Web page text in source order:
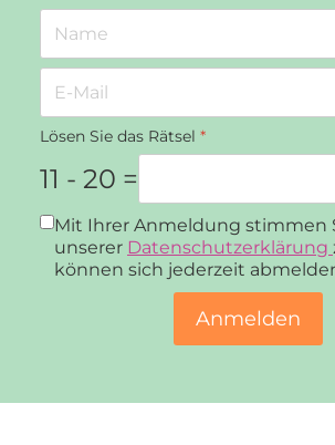
Lösen Sie das Rätsel *
11 - 20 =
Datenschutz*
Mit Ihrer Anmeldung stimmen
unserer Datenschutzerklärung
können sich jederzeit
Anmelden